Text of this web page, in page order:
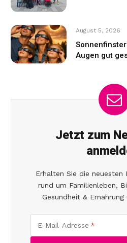
August 5, 2026
Augen gut
Jetzt zum
Erhalten Sie die
rund um Familienleben,
Gesundheit &
E-Mail-Adresse